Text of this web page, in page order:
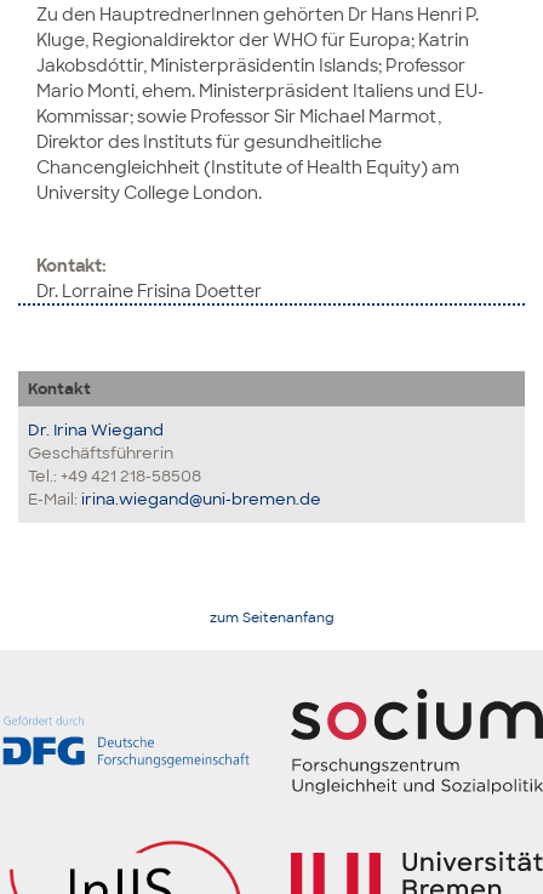
Zu den HauptrednerInnen gehörten Dr Hans Henri P.
Kluge, Regionaldirektor der WHO für Europa; Katrin
Jakobsdóttir, Ministerpräsidentin Islands; Professor
Mario Monti, ehem. Ministerpräsident Italiens und EU-
Kommissar; sowie Professor Sir Michael Marmot,
Direktor des Instituts für gesundheitliche
Chancengleichheit (Institute of Health Equity) am
University College London.
Kontakt:
Dr. Lorraine Frisina Doetter
Kontakt
Dr. Irina Wiegand
Geschäftsführerin
Tel.: +49 421 218-58508
E-Mail: irina.wiegand@uni-bremen.de
zum Seitenanfang